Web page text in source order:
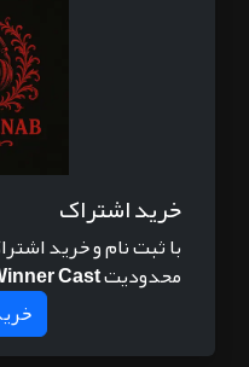
خرید اشتراک
با ثبت نام و خرید
محدودیتCast